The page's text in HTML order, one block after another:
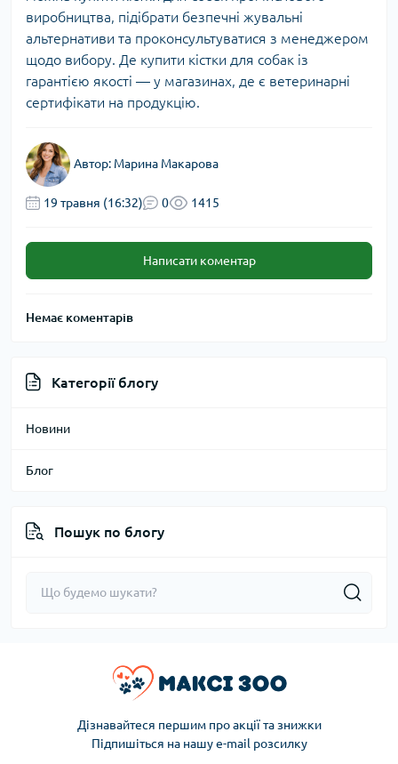
виробництва, підібрати безпечні жувальні
альтернативи та проконсультуватися з менеджером
щодо вибору. Де купити кістки для собак із
гарантією якості — у магазинах, де є ветеринарні
сертифікати на продукцію.
Автор: Марина Макарова
19 травня (16:32) 0 1415
Написати коментар
Немає коментарів
Категорії блогу
Новини
Блог
Пошук по блогу
Дізнавайтеся першим про акції та знижки
Підпишіться на нашу e-mail розсилку